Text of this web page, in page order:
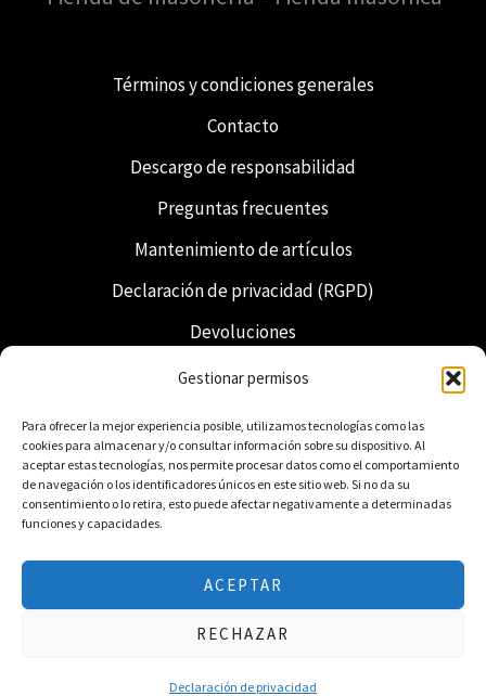
Gestionar permisos
Para ofrecer la mejor experiencia posible, utilizamos tecnologías como las
cookies para almacenar y/o consultar información sobre su dispositivo. Al
aceptar estas tecnologías, nos permite procesar datos como el comportamiento
de navegación o los identificadores únicos en este sitio web. Si no da su
consentimiento o lo retira, esto puede afectar negativamente a determinadas
funciones y capacidades.
ACEPTAR
RECHAZAR
Declaración de privacidad
Términos y condiciones generales
Contacto
Descargo de responsabilidad
Preguntas frecuentes
Mantenimiento de artículos
Declaración de privacidad (RGPD)
Devoluciones
Envío y entrega
Regalia neerlandesa
© 2026 Freemasonry Store - Tienda masónica.